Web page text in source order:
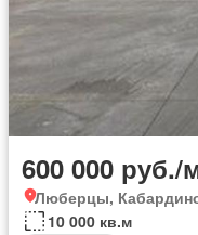
600 000 руб./
Люберцы,
10 000 кв.м